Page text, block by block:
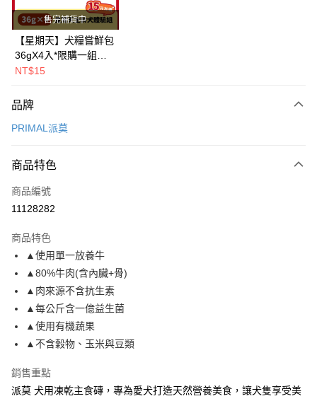
街口支付
悠遊付
Google Pay
AFTEE先享後付
相關說明
AFTEE先享後付是「在收到商品之後才付款」的支付方式。 讓您購物簡單
便利好安心！
２．便利：只要手機號碼，簡訊認證，即可結帳。
３．安心：先確認商品／服務後，再付款。
【「AFTEE先享後付」結帳流程】
結帳頁面，進行簡訊認證並確認金額後，即可完成結帳。
２．訂單成立數日內，您將收到繳費通知簡訊。
３．收到繳費通知簡訊後14天內，點擊此簡訊中的連結，可透過四大超商／
ATM／網路銀行／等多元方式進行付款，方視為交易完成。
※ 請注意：結帳手續完成當下不需立刻繳費，但若您需要取消訂單，請聯絡
購買商品的店家。未經商家同意取消之訂單仍視為有效，需透過AFTEE先享
※ 交易是否成功請以「AFTEE先享後付 」之結帳頁面顯示為準，若有關於
客戶支援中心」
運送方式
全家取貨付款
每筆NT$80，滿NT$2,000(含以上)免運費
付款後全家取貨
每筆NT$80，滿NT$2,000(含以上)免運費
7-11取貨付款
每筆NT$80，滿NT$2,000(含以上)免運費
付款後7-11取貨
每筆NT$80，滿NT$2,000(含以上)免運費
一般宅配
售完補貨中
【星期天】犬糧嘗鮮包
36gX4入*限購一組｜
鱈+鮭+牛+羊（效期
NT$15
品牌
PRIMAL派莫
商品特色
商品編號
11128282
商品特色
▲使用單一放養牛
▲80%牛肉(含內臟+骨)
▲肉來源不含抗生素
▲每公斤含一億益生菌
▲使用有機蔬果
▲不含穀物、玉米與豆類
銷售重點
派莫 犬用凍乾主食磚，專為愛犬打造天然營養美食，讓犬隻享受美